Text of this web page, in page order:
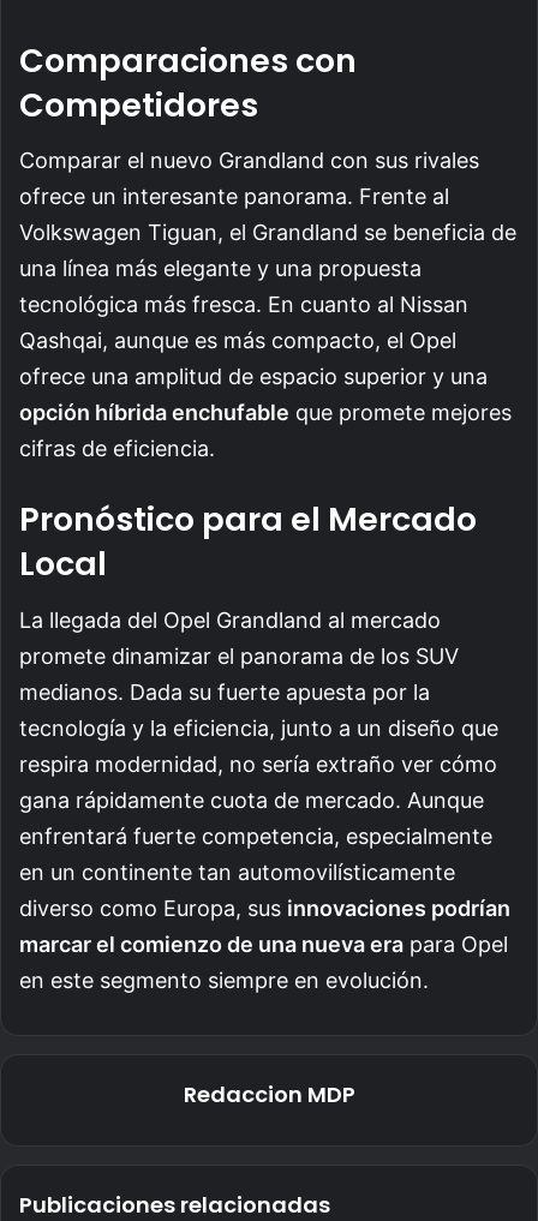
Comparaciones con
Competidores
Comparar el nuevo Grandland con sus rivales
ofrece un interesante panorama. Frente al
Volkswagen Tiguan, el Grandland se beneficia de
una línea más elegante y una propuesta
tecnológica más fresca. En cuanto al Nissan
Qashqai, aunque es más compacto, el Opel
ofrece una amplitud de espacio superior y una
opción híbrida enchufable que promete mejores
cifras de eficiencia.
Pronóstico para el Mercado
Local
La llegada del Opel Grandland al mercado
promete dinamizar el panorama de los SUV
medianos. Dada su fuerte apuesta por la
tecnología y la eficiencia, junto a un diseño que
respira modernidad, no sería extraño ver cómo
gana rápidamente cuota de mercado. Aunque
enfrentará fuerte competencia, especialmente
en un continente tan automovilísticamente
diverso como Europa, sus innovaciones podrían
marcar el comienzo de una nueva era para Opel
en este segmento siempre en evolución.
Redaccion MDP
Publicaciones relacionadas